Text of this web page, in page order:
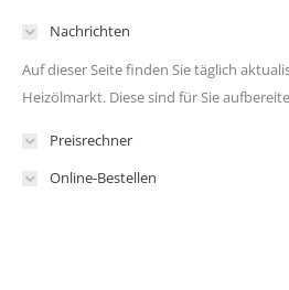
Nachrichten
Auf dieser Seite finden Sie täglich
Heizölmarkt. Diese sind für Sie
Preisrechner
Online-Bestellen